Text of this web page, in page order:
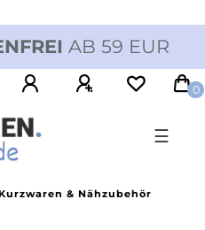
AB 59 EUR
0
☰
Kurzwaren & Nähzubehör